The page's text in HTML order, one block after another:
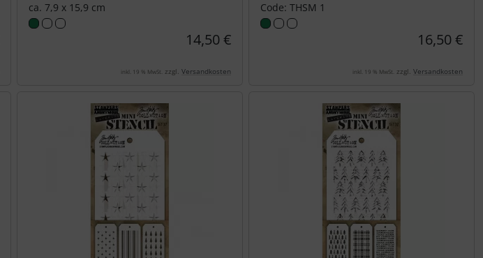
ca. 7,9 x 15,9 cm
14,50 €
inkl. 19 % MwSt. zzgl. Versandkosten
Code: THSM 1
16,50 €
inkl. 19 % MwSt. zzgl. Versandkosten